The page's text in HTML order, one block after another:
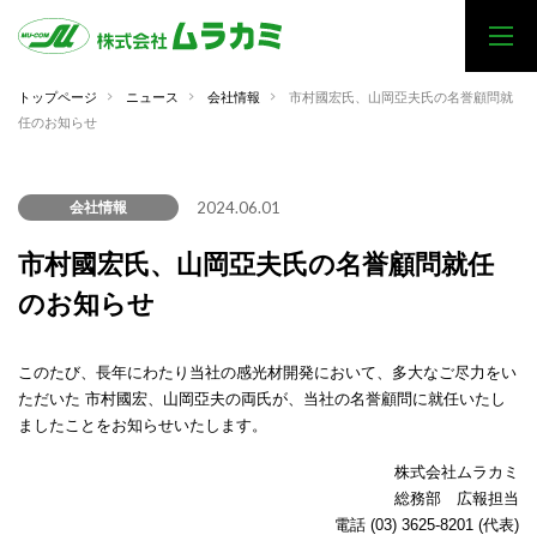
トップページ ニュース 会社情報
市村國宏氏、山岡亞夫氏の名誉顧問就
任のお知らせ
会社情報 2024.06.01
市村國宏氏、山岡亞夫氏の名誉顧問就任
のお知らせ
このたび、長年にわたり当社の感光材開発において、多大なご尽力をい
ただいた 市村國宏、山岡亞夫の両氏が、当社の名誉顧問に就任いたし
ましたことをお知らせいたします。
株式会社ムラカミ
総務部 広報担当
電話 (03) 3625-8201 (代表)